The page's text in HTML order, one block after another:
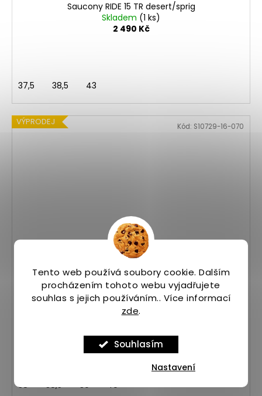
Tento web používá soubory cookie. Dalším
procházením tohoto webu vyjadřujete
souhlas s jejich používáním.. Více informací
zde.
Souhlasím
Nastavení
Saucony RIDE 15 TR desert/sprig
Skladem (1 ks)
2 490 Kč
37,5 38,5 43
VÝPRODEJ
3 090
KČ
–35 %
Saucony Ride 15 Vizired/Night
Na skladě
38 38,5 39 40
Kód: S10729-16-070